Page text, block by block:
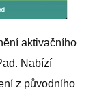
aktivačního
Nabízí
z původního